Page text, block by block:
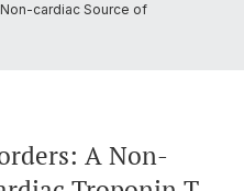
cardiac Source of
A Non-